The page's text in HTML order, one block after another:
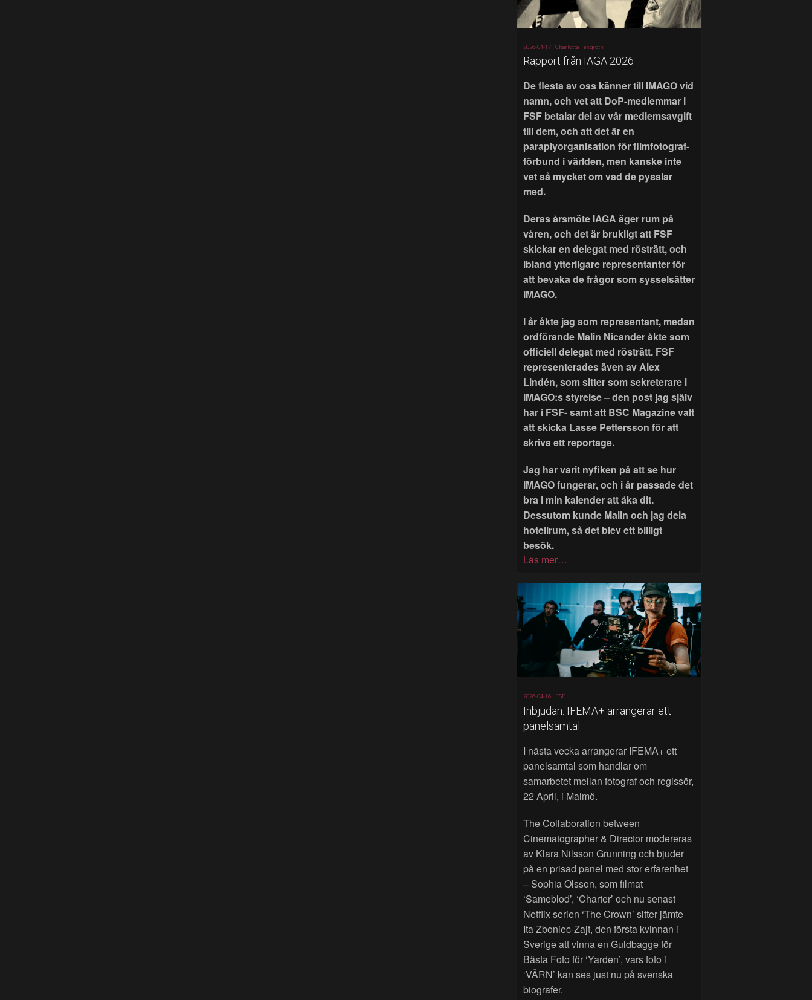
2026-04-17 |Charlotta Tengroth
Rapport från IAGA 2026
De flesta av oss känner till IMAGO vid
namn, och vet att DoP-medlemmar i
FSF betalar del av vår medlemsavgift
till dem, och att det är en
paraplyorganisation för filmfotograf-
förbund i världen, men kanske inte
vet så mycket om vad de pysslar
med.
Deras årsmöte IAGA äger rum på
våren, och det är brukligt att FSF
skickar en delegat med rösträtt, och
ibland ytterligare representanter för
att bevaka de frågor som sysselsätter
IMAGO.
I år åkte jag som representant, medan
ordförande Malin Nicander åkte som
officiell delegat med rösträtt. FSF
representerades även av Alex
Lindén, som sitter som sekreterare i
IMAGO:s styrelse – den post jag själv
har i FSF- samt att BSC Magazine valt
att skicka Lasse Pettersson för att
skriva ett reportage.
Jag har varit nyfiken på att se hur
IMAGO fungerar, och i år passade det
bra i min kalender att åka dit.
Dessutom kunde Malin och jag dela
hotellrum, så det blev ett billigt
besök.
Läs mer…
2026-04-16 | FSF
Inbjudan: IFEMA+ arrangerar ett
panelsamtal
I nästa vecka arrangerar IFEMA+ ett
panelsamtal som handlar om
samarbetet mellan fotograf och regissör,
22 April, i Malmö.
The Collaboration between
Cinematographer & Director modereras
av Klara Nilsson Grunning och bjuder
på en prisad panel med stor erfarenhet
– Sophia Olsson, som filmat
‘Sameblod’, ‘Charter’ och nu senast
Netflix serien ‘The Crown’ sitter jämte
Ita Zboniec-Zajt, den första kvinnan i
Sverige att vinna en Guldbagge för
Bästa Foto för ‘Yarden’, vars foto i
‘VÄRN’ kan ses just nu på svenska
biografer.